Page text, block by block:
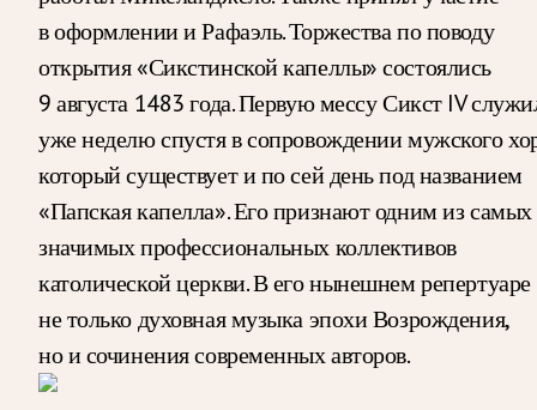
в оформлении и Рафаэль. Торжества по поводу
открытия «Сикстинской капеллы» состоялись
9 августа 1483 года. Первую мессу Сикст IV
уже неделю спустя в сопровождении мужского
который существует и по сей день под названием
«Папская капелла». Его признают одним из самых
значимых профессиональных коллективов
католической церкви. В его нынешнем репертуаре
не только духовная музыка эпохи Возрождения,
но и сочинения современных авторов.